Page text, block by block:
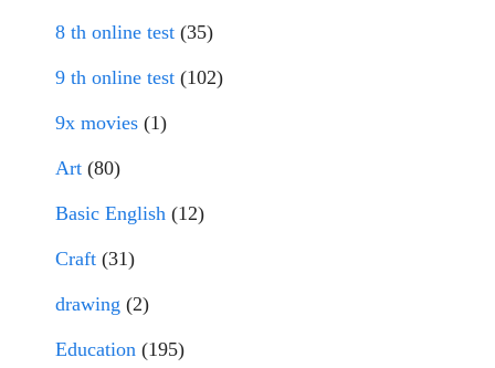
8 th online test (35)
9 th online test (102)
9x movies (1)
Art (80)
Basic English (12)
Craft (31)
drawing (2)
Education (195)